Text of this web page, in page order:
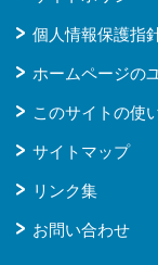
個人情報保護指
ホームページの
このサイトの使
サイトマップ
リンク集
お問い合わせ